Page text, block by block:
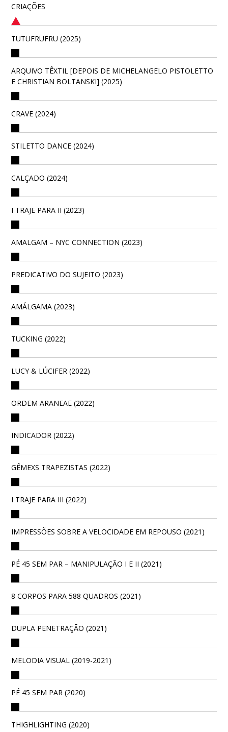
CRIAÇÕES
TUTUFRUFRU (2025)
ARQUIVO TÊXTIL [DEPOIS DE MICHELANGELO PISTOLETTO
E CHRISTIAN BOLTANSKI] (2025)
CRAVE (2024)
STILETTO DANCE (2024)
CALÇADO (2024)
I TRAJE PARA II (2023)
AMALGAM – NYC CONNECTION (2023)
PREDICATIVO DO SUJEITO (2023)
AMÁLGAMA (2023)
TUCKING (2022)
LUCY & LÚCIFER (2022)
ORDEM ARANEAE (2022)
INDICADOR (2022)
GÊMEXS TRAPEZISTAS (2022)
I TRAJE PARA III (2022)
IMPRESSÕES SOBRE A VELOCIDADE EM REPOUSO (2021)
PÉ 45 SEM PAR – MANIPULAÇÃO I E II (2021)
8 CORPOS PARA 588 QUADROS (2021)
DUPLA PENETRAÇÃO (2021)
MELODIA VISUAL (2019-2021)
PÉ 45 SEM PAR (2020)
THIGHLIGHTING (2020)